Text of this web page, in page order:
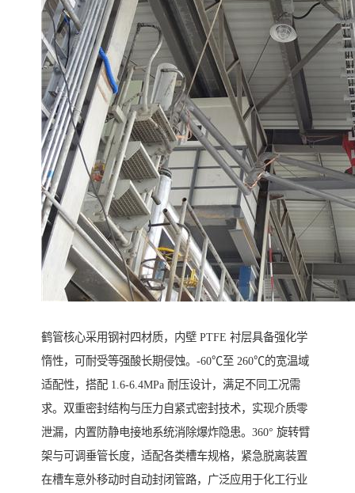
鹤管核心采用钢衬四材质，内壁 PTFE 衬层具备强化学
惰性，可耐受等强酸长期侵蚀。-60℃至 260℃的宽温域
适配性，搭配 1.6-6.4MPa 耐压设计，满足不同工况需
求。双重密封结构与压力自紧式密封技术，实现介质零
泄漏，内置防静电接地系统消除爆炸隐患。360° 旋转臂
架与可调垂管长度，适配各类槽车规格，紧急脱离装置
在槽车意外移动时自动封闭管路，广泛应用于化工行业